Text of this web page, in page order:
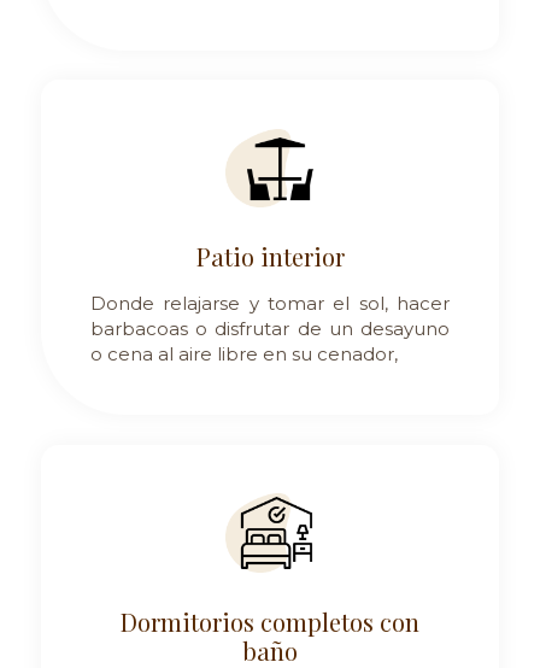
Patio interior
Donde relajarse y tomar el sol, hacer
barbacoas o disfrutar de un desayuno
o cena al aire libre en su cenador,
Dormitorios completos con
baño